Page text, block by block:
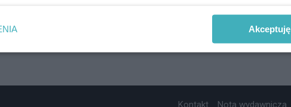
Kontakt Nota wydawnicza
Akceptuję